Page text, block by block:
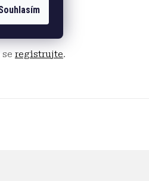
registrujte.